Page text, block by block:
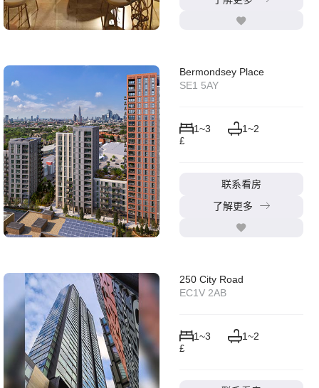
Bermondsey Place
SE1 5AY
1~3 1~2
£
联系看房
了解更多
250 City Road
EC1V 2AB
1~3 1~2
£